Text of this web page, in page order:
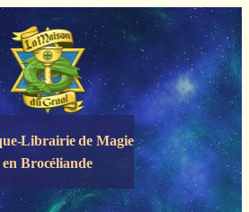
Librairie deMagie
en Brocéliande